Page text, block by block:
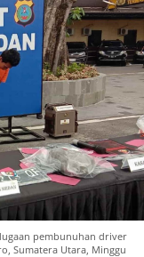
pembunuhan driver
Sumatera Utara, Minggu